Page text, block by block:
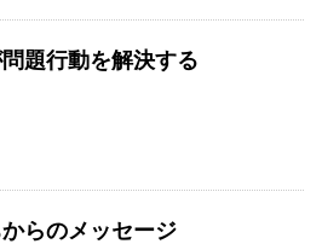
題行動を解決する
らのメッセージ